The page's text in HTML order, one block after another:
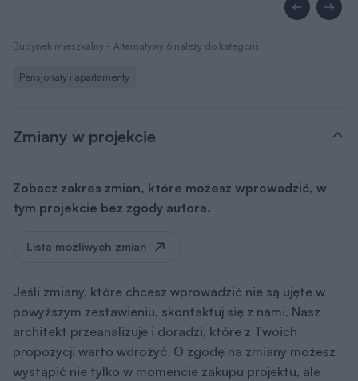
Budynek mieszkalny - Alternatywy 6 należy do kategorii:
Pensjonaty i apartamenty
Zmiany w projekcie
Zobacz zakres zmian, które możesz wprowadzić, w
tym projekcie bez zgody autora.
Lista możliwych zmian
Jeśli zmiany, które chcesz wprowadzić nie są ujęte w
powyższym zestawieniu, skontaktuj się z nami. Nasz
architekt przeanalizuje i doradzi, które z Twoich
propozycji warto wdrożyć. O zgodę na zmiany możesz
wystąpić nie tylko w momencie zakupu projektu, ale